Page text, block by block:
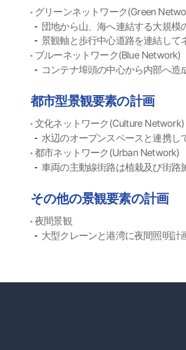
グリーンネットワーク(Green
団地から山、海へ連結する大規模
景観軸と歩行中心道路を連結して
ブルーネットワーク(Blue Network)
コンテナ埠頭の中心から内部へ
都市型景観要素の計画
文化ネットワーク(Culture Network)
水辺のオープンスペースと連携し
都市ネットワーク(Urban Network)
車両の主動線街路は植栽及び街路
その他の景観要素の計画
夜間景観
大型クレーンと港湾に夜間照明計